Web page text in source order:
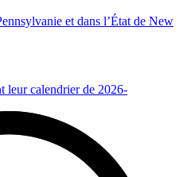
et dans l’État de New